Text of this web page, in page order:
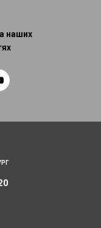
наших